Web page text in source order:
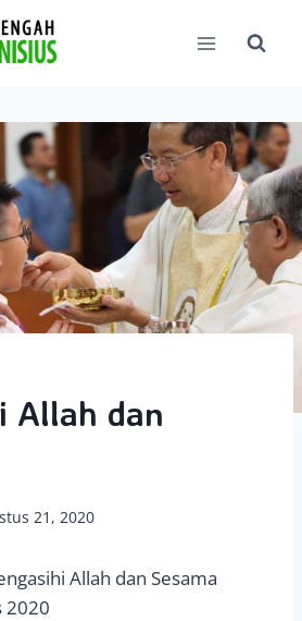
Allah dan
21, 2020
Allah dan Sesama
2020